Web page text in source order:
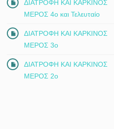
ΔΙΑΤΡΟΦΗ ΚΑΙ ΚΑΡΚΙΝΟΣ
ΜΕΡΟΣ 4ο και Τελευταίο
ΔΙΑΤΡΟΦΗ ΚΑΙ ΚΑΡΚΙΝΟΣ
ΜΕΡΟΣ 3ο
ΔΙΑΤΡΟΦΗ ΚΑΙ ΚΑΡΚΙΝΟΣ
ΜΕΡΟΣ 2ο